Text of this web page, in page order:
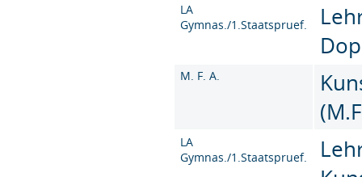
LA
Gymnas./1.Staatspruef.
M. F. A.
LA
Gymnas./1.Staatspruef.